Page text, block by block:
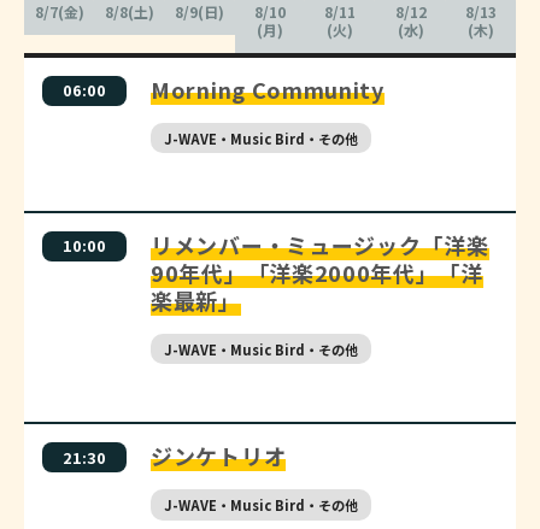
8/7(金) 8/8(土) 8/9(日)
8/10
(月)
8/11
(火)
8/12
(水)
8/13
(木)
06:00 Morning Community
J-WAVE・Music Bird・その他
10:00
リメンバー・ミュージック「洋楽
90年代」「洋楽2000年代」「洋
楽最新」
J-WAVE・Music Bird・その他
21:30 ジンケトリオ
J-WAVE・Music Bird・その他